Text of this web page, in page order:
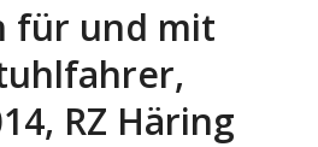
für und mit
RZ Häring